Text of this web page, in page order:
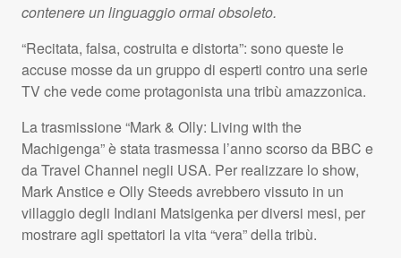
contenere un linguaggio ormai obsoleto.
“Recitata, falsa, costruita e distorta”: sono queste le
accuse mosse da un gruppo di esperti contro una serie
TV che vede come protagonista una tribù amazzonica.
La trasmissione “Mark & Olly: Living with the
Machigenga” è stata trasmessa l’anno scorso da BBC e
da Travel Channel negli USA. Per realizzare lo show,
Mark Anstice e Olly Steeds avrebbero vissuto in un
villaggio degli Indiani Matsigenka per diversi mesi, per
mostrare agli spettatori la vita “vera” della tribù.